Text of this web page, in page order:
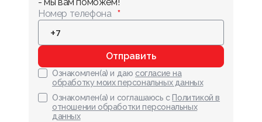
Номер телефона
Отправить
Ознакомлен(а) и даю согласие на
обработку моих персональных данных
Ознакомлен(а) и соглашаюсь с Политикой в
отношении обработки персональных
данных